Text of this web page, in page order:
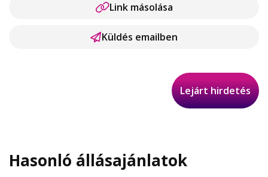
Link másolása
Küldés emailben
Lejárt hirdetés
Hasonló állásajánlatok